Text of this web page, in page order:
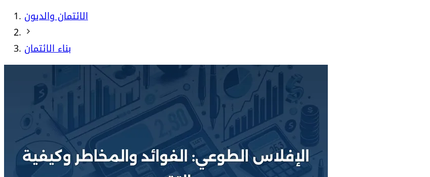
الائتمان والديون
بناء الائتمان